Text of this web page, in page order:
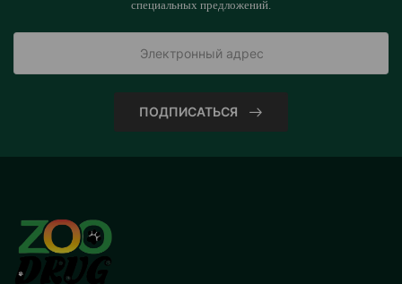
специальных предложений.
ПОДПИСАТЬСЯ